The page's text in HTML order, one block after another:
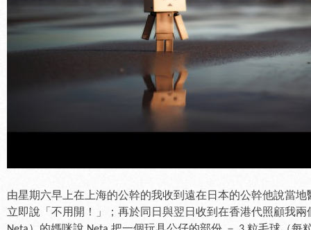
由星期六早上在上海的公幹的我收到遠在日本的公幹他說當
立即說「不用開！」；再於同日與翌日收到在香港代照顧我兩